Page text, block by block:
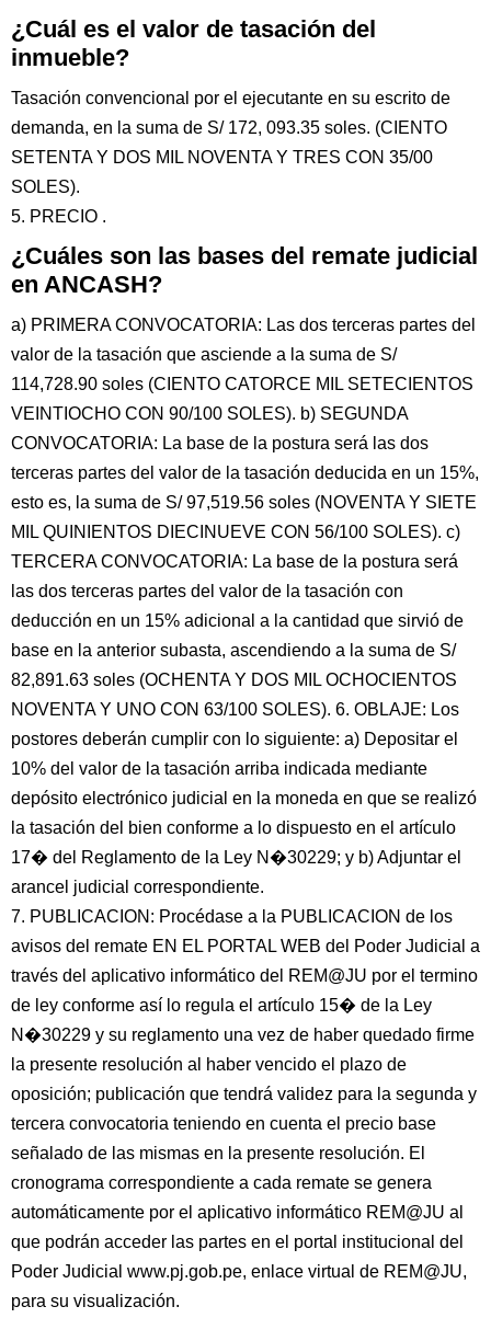
¿Cuál es el valor de tasación del
inmueble?
Tasación convencional por el ejecutante en su escrito de
demanda, en la suma de S/ 172, 093.35 soles. (CIENTO
SETENTA Y DOS MIL NOVENTA Y TRES CON 35/00
SOLES).
5. PRECIO .
¿Cuáles son las bases del remate judicial
en ANCASH?
a) PRIMERA CONVOCATORIA: Las dos terceras partes del
valor de la tasación que asciende a la suma de S/
114,728.90 soles (CIENTO CATORCE MIL SETECIENTOS
VEINTIOCHO CON 90/100 SOLES). b) SEGUNDA
CONVOCATORIA: La base de la postura será las dos
terceras partes del valor de la tasación deducida en un 15%,
esto es, la suma de S/ 97,519.56 soles (NOVENTA Y SIETE
MIL QUINIENTOS DIECINUEVE CON 56/100 SOLES). c)
TERCERA CONVOCATORIA: La base de la postura será
las dos terceras partes del valor de la tasación con
deducción en un 15% adicional a la cantidad que sirvió de
base en la anterior subasta, ascendiendo a la suma de S/
82,891.63 soles (OCHENTA Y DOS MIL OCHOCIENTOS
NOVENTA Y UNO CON 63/100 SOLES). 6. OBLAJE: Los
postores deberán cumplir con lo siguiente: a) Depositar el
10% del valor de la tasación arriba indicada mediante
depósito electrónico judicial en la moneda en que se realizó
la tasación del bien conforme a lo dispuesto en el artículo
17� del Reglamento de la Ley N�30229; y b) Adjuntar el
arancel judicial correspondiente.
7. PUBLICACION: Procédase a la PUBLICACION de los
avisos del remate EN EL PORTAL WEB del Poder Judicial a
través del aplicativo informático del REM@JU por el termino
de ley conforme así lo regula el artículo 15� de la Ley
N�30229 y su reglamento una vez de haber quedado firme
la presente resolución al haber vencido el plazo de
oposición; publicación que tendrá validez para la segunda y
tercera convocatoria teniendo en cuenta el precio base
señalado de las mismas en la presente resolución. El
cronograma correspondiente a cada remate se genera
automáticamente por el aplicativo informático REM@JU al
que podrán acceder las partes en el portal institucional del
Poder Judicial www.pj.gob.pe, enlace virtual de REM@JU,
para su visualización.